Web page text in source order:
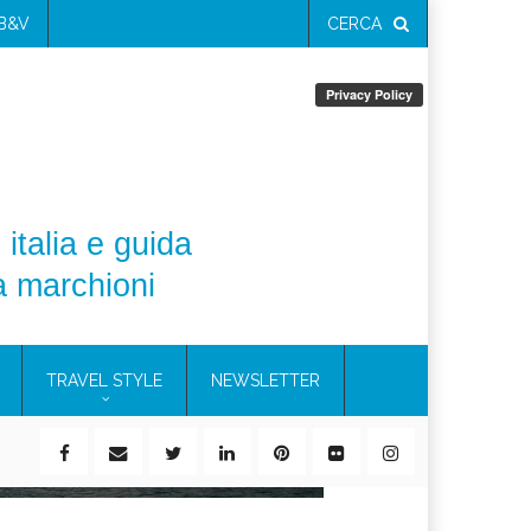
CERCA
italia e guida
marchioni
TRAVEL STYLE NEWSLETTER